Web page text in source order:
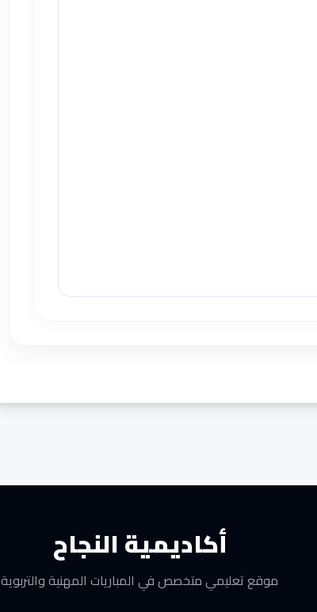
أكاديمية النجاح
موقع تعليمي متخصص في المباريات المهنية والتربوية